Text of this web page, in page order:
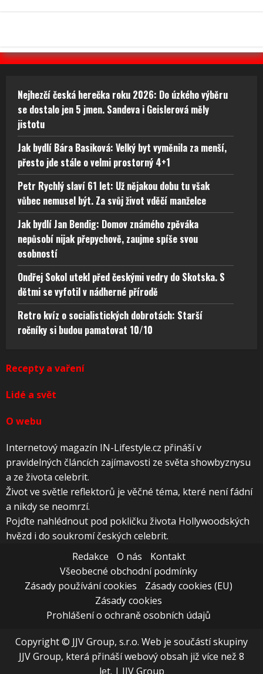
Nejhezčí česká herečka roku 2026: Do úzkého výběru
se dostalo jen 5 jmen. Sandeva i Geislerová měly
jistotu
Jak bydlí Bára Basiková: Velký byt vyměnila za menší,
přesto jde stále o velmi prostorný 4+1
Petr Rychlý slaví 61 let: Už nějakou dobu tu však
vůbec nemusel být. Za svůj život vděčí manželce
Jak bydlí Jan Bendig: Domov známého zpěváka
nepůsobí nijak přepychově, zaujme spíše svou
osobností
Ondřej Sokol utekl před českými vedry do Skotska. S
dětmi se vyfotil v nádherné přírodě
Retro kvíz o socialistických dobrotách: Starší
ročníky si budou pamatovat 10/10
Recepty a vaření
Lidé a svět
O webu
Internetový magazín IN-Lifestyle.cz přináší v
pravidelných článcích zajímavosti ze světa showbyznysu
a ze života celebrit.
Život ve světle reflektorů je věčné téma, které není fádní
a nikdy se neomrzí.
Pojďte nahlédnout pod pokličku života Hollywoodských
hvězd i do soukromí českých celebrit.
Redakce
O nás
Kontakt
Všeobecné obchodní podmínky
Zásady používání cookies
Zásady cookies (EU)
Zásady cookies
Prohlášení o ochraně osobních údajů
Copyright © JJV Group, s.r.o. Web je součástí skupiny
JJV Group, která přináší webový obsah již více než 8
let. | JJV Group